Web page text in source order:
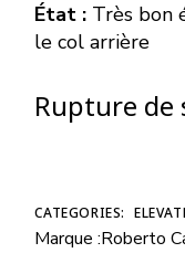
État : Très bon
le col arrière
Rupture de
CATEGORIES:
Marque :Roberto